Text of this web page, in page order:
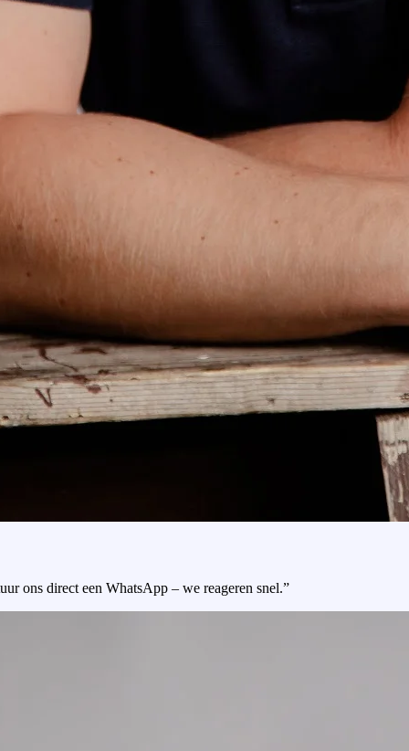
ons direct een WhatsApp – we reageren snel.”